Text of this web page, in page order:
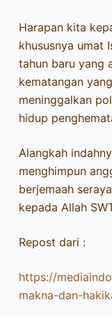
Harapan kita
khususnya umat
tahun baru yang
kematangan
meninggalkan
hidup
Alangkah
menghimpun
berjemaah
kepada Allah
Repost dari :
https://
makna-dan-